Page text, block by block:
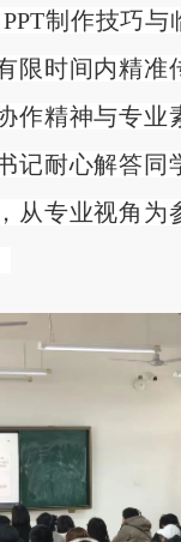
PPT制作技巧与
限时间内精准
作精神与专业
记耐心解答同
从专业视角为